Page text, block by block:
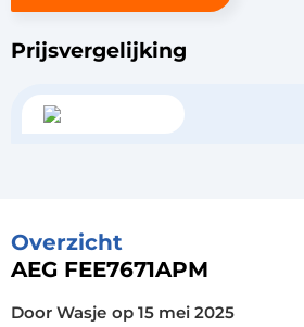
Prijsvergelijking
Overzicht
AEG FEE7671APM
Door Wasje op 15 mei 2025